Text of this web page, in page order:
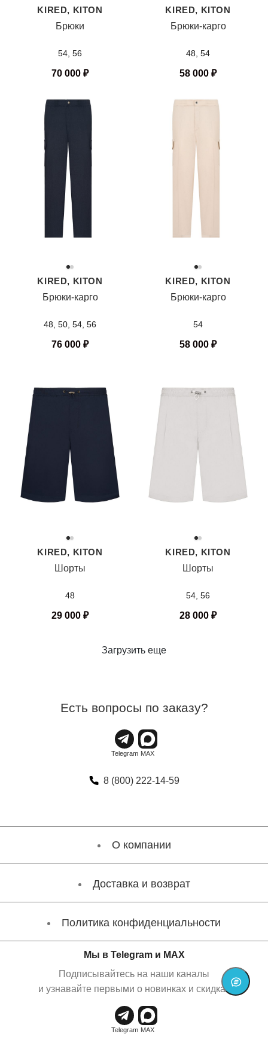
KIRED, KITON
Брюки
54, 56
70 000 ₽
KIRED, KITON
Брюки-карго
48, 54
58 000 ₽
KIRED, KITON
Брюки-карго
48, 50, 54, 56
76 000 ₽
KIRED, KITON
Брюки-карго
54
58 000 ₽
KIRED, KITON
Шорты
48
29 000 ₽
KIRED, KITON
Шорты
54, 56
28 000 ₽
Загрузить еще
Есть вопросы по заказу?
8 (800) 222-14-59
О компании
Доставка и возврат
Политика конфиденциальности
Мы в Telegram и MAX
Подписывайтесь на наши каналы
и узнавайте первыми о новинках и скидках